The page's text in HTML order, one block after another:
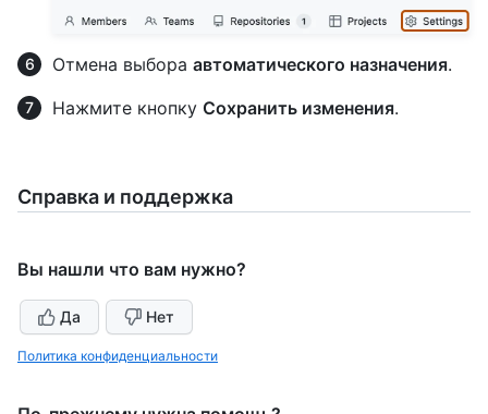
Отмена выбора автоматического назначения.
Нажмите кнопку Сохранить изменения.
Справка и поддержка
Вы нашли что вам нужно?
Да Нет
Политика конфиденциальности